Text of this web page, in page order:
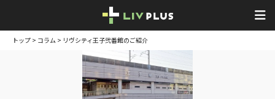
トップ > コラム > リヴシティ王子弐番館のご紹介